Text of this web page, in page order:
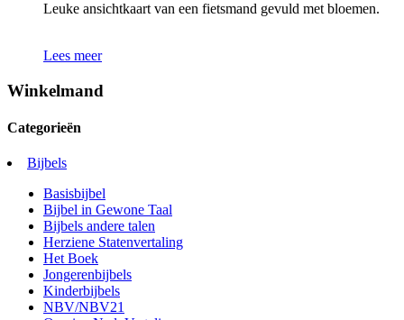
Leuke ansichtkaart van een fietsmand gevuld met bloemen.
Lees meer
Winkelmand
Categorieën
Bijbels
Basisbijbel
Bijbel in Gewone Taal
Bijbels andere talen
Herziene Statenvertaling
Het Boek
Jongerenbijbels
Kinderbijbels
NBV/NBV21